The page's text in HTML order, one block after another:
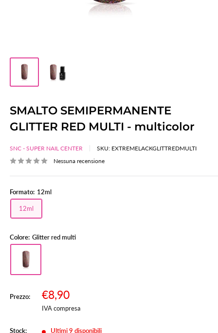
SMALTO SEMIPERMANENTE
GLITTER RED MULTI - multicolor
SNC - SUPER NAIL CENTER SKU: EXTREMELACKGLITTREDMULTI
Nessuna recensione
Formato: 12ml
12ml
Colore: Glitter red multi
Prezzo:
Prezzo
scontato
€8,90
IVA compresa
Stock: Ultimi 9 disponibili